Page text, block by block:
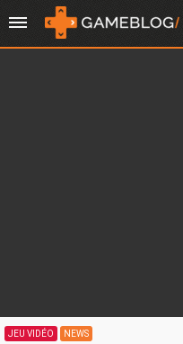
JEU VIDÉO NEWS